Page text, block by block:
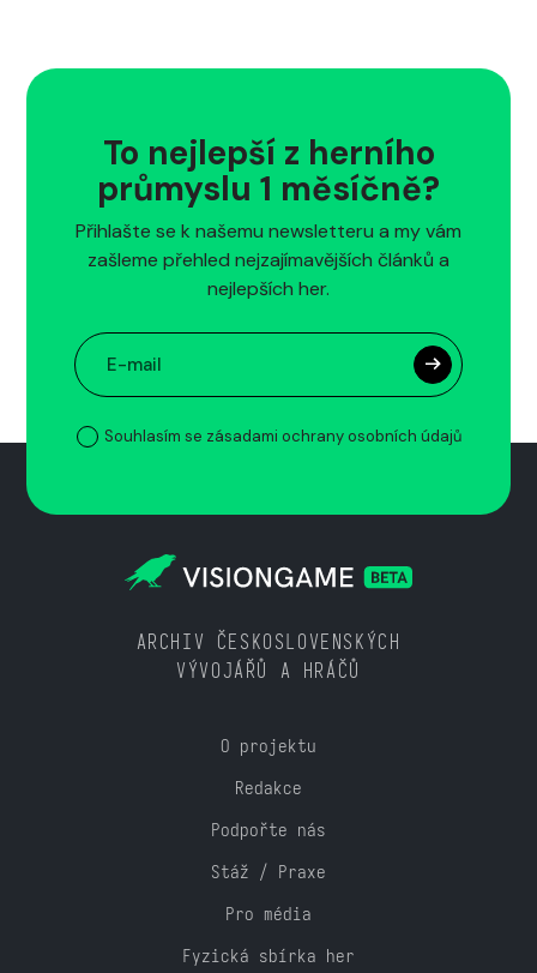
To nejlepší z herního
průmyslu 1 měsíčně?
Přihlašte se k našemu newsletteru a my vám
zašleme přehled nejzajímavějších článků a
nejlepších her.
Souhlasím se zásadami ochrany osobních údajů
ARCHIV ČESKOSLOVENSKÝCH
VÝVOJÁŘŮ A HRÁČŮ
O projektu
Redakce
Podpořte nás
Stáž / Praxe
Pro média
Fyzická sbírka her